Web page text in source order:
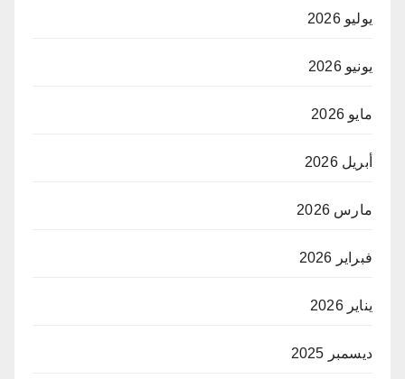
يوليو 2026
يونيو 2026
مايو 2026
أبريل 2026
مارس 2026
فبراير 2026
يناير 2026
ديسمبر 2025